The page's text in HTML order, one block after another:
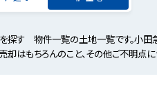
探す 物件一覧の土地一覧です。小
却はもちろんのこと、その他ご不明点